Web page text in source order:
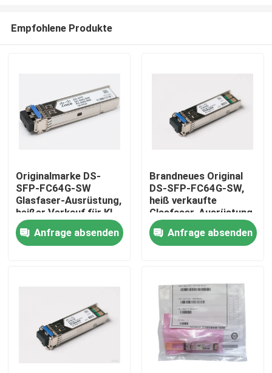
Haus
Fabrik-Ausflug
Empfohlene Produkte
Originalmarke DS-
SFP-FC64G-SW
Glasfaser-Ausrüstung,
heißer Verkauf für KI-
Rechenzentren
Anfrage absenden
Brandneues Original
DS-SFP-FC64G-SW,
heiß verkaufte
Glasfaser-Ausrüstung
für KI-Rechenzentren
Anfrage absenden